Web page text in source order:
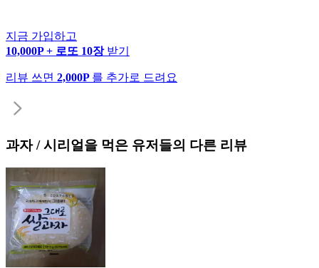
지금 가입하고
10,000P + 로또 10장 받기
리뷰 쓰면 2,000P 를 추가로 드려요
과자 / 시리얼을 먹은 유저들의 다른 리뷰